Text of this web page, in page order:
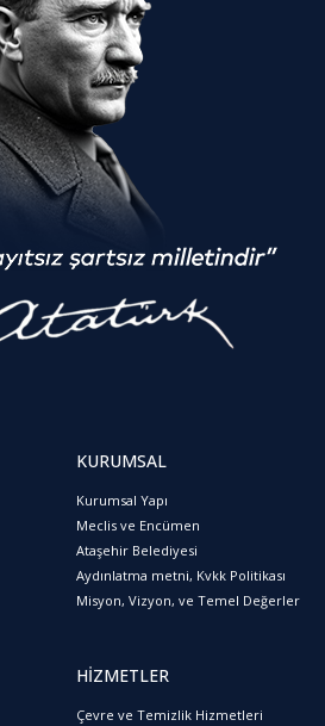
KURUMSAL
Kurumsal Yapı
Meclis ve Encümen
Ataşehir Belediyesi
Aydınlatma metni, Kvkk Politikası
Misyon, Vizyon, ve Temel Değerler
HİZMETLER
Çevre ve Temizlik Hizmetleri